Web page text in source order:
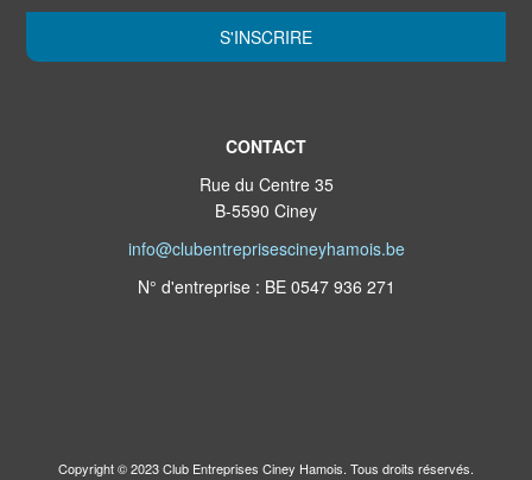
S'INSCRIRE
CONTACT
Rue du Centre 35
B-5590 Ciney
info@clubentreprisescineyhamois.be
N° d'entreprise : BE 0547 936 271
Copyright © 2023 Club Entreprises Ciney Hamois. Tous droits réservés.